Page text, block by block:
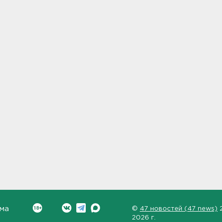
© 47 новостей (47 news)
2026 г.